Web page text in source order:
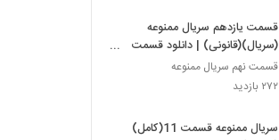
قسمت یازدهم سریال ممنوعه
(سریال)(قانونی) | دانلود قسمت
یازدهم 11 سریال ممنوعه رایگان
قسمت نهم سریال ممنوعه
۲۷۲ بازدید
سریال ممنوعه قسمت 11(کامل)